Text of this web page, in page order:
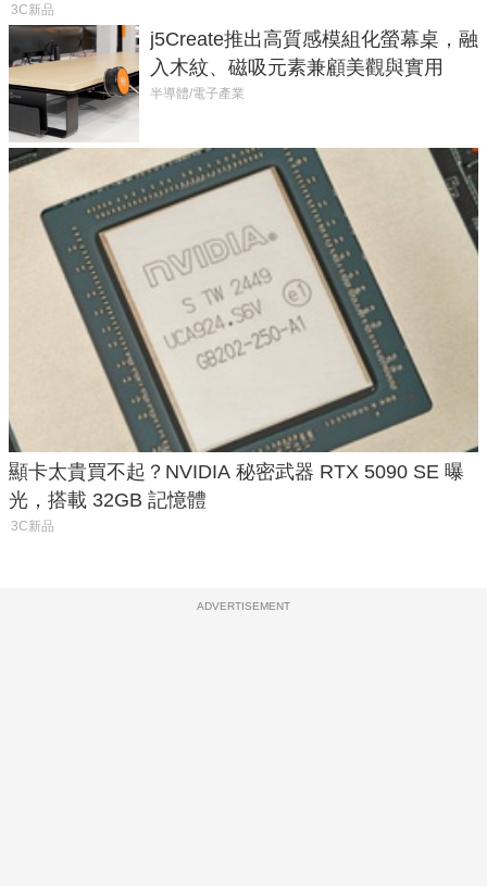
3C新品
j5Create推出高質感模組化螢幕桌，融
入木紋、磁吸元素兼顧美觀與實用
半導體/電子產業
顯卡太貴買不起？NVIDIA 秘密武器 RTX 5090 SE 曝
光，搭載 32GB 記憶體
3C新品
ADVERTISEMENT